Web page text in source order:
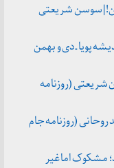
کن! | سوسن شریعتی
پویا ـ دی و بهمن
شریعتی (روزنامه
(روزنامه جام
مشهد؛ مشکوک اما غیر